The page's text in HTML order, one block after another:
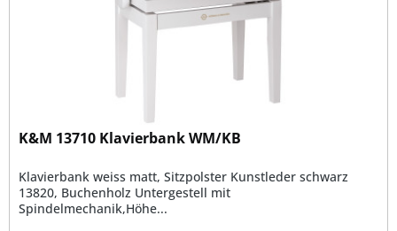
K&M 13710 Klavierbank WM/KB
Klavierbank weiss matt, Sitzpolster Kunstleder schwarz
13820, Buchenholz Untergestell mit
Spindelmechanik,Höhe...